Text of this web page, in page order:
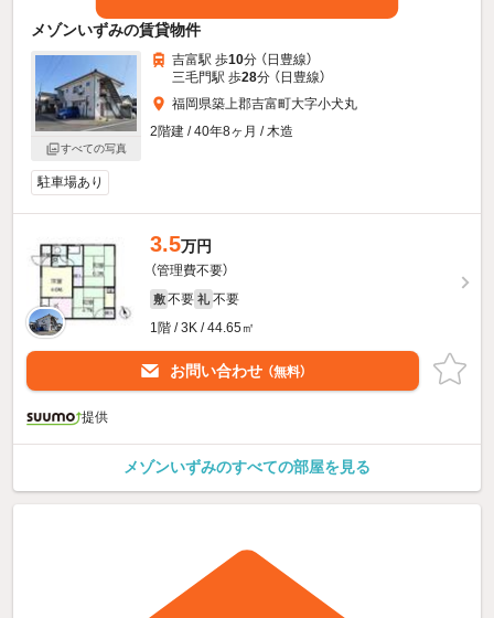
メゾンいずみの賃貸物件
すべての写真
吉富駅 歩10分 （日豊線）
三毛門駅 歩28分 （日豊線）
福岡県築上郡吉富町大字小犬丸
2階建 / 40年8ヶ月 / 木造
駐車場あり
3.5万円
（管理費不要）
敷 不要 礼 不要
1階 / 3K / 44.65㎡
お問い合わせ （無料）
提供
メゾンいずみのすべての部屋を見る